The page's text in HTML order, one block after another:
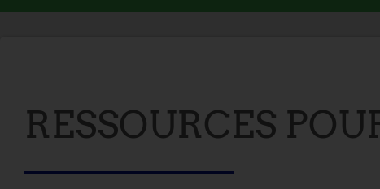
RESSOURCES